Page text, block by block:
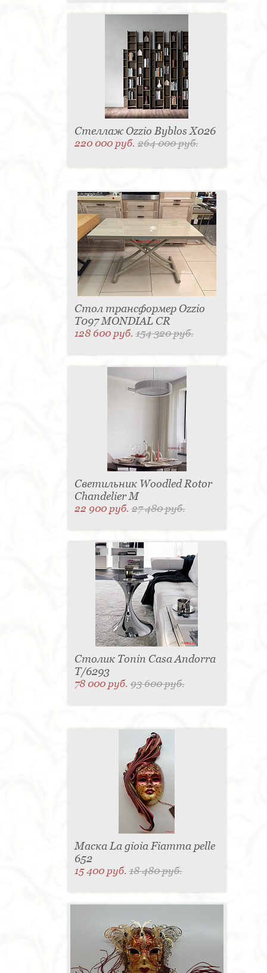
Стеллаж Ozzio Byblos X026
220 000 руб.264 000 руб.
Стол трансформер Ozzio
T097 MONDIAL CR
128 600 руб.154 320 руб.
Светильник Woodled Rotor
Chandelier M
22 900 руб.27 480 руб.
Столик Tonin Casa Andorra
T/6293
78 000 руб.93 600 руб.
Маска La gioia Fiamma pelle
652
15 400 руб.18 480 руб.